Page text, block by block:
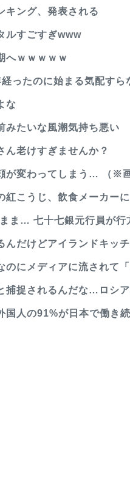
キング、発表される
ルすごすぎwww
へｗｗｗｗｗ
ったのに始まる気配すら
な
みたいな風潮気持ち悪い
ん老けすぎませんか？
が変わってしまう… （※
紅こうじ、飲食メーカー
ま… 七十七銀元行員が行
んだけどアイランドキッ
のにメディアに流されて
捕捉されるんだな…ロシ
国人の91%が日本で働